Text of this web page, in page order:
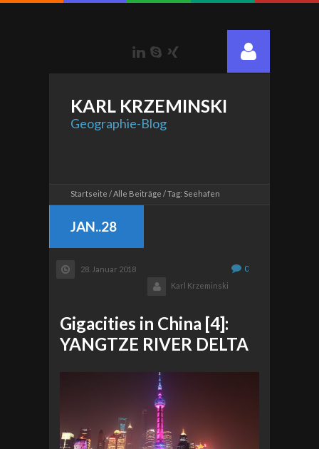
LinkedIn
Skype
KARL KRZEMINSKI
Geographie-Blog
Startseite Alle Beiträge Tag: Seehafen
JAN..28
28. Januar 2018
0
Karl Krzeminski
Gigacities in China [4]:
YANGTZE RIVER DELTA